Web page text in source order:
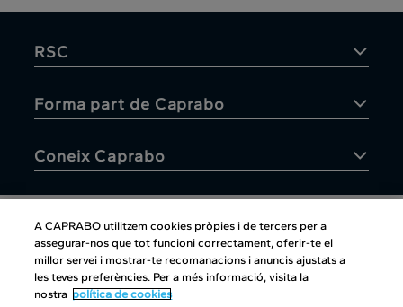
RSC
Forma part de Caprabo
Coneix Caprabo
Atenció al client
A CAPRABO utilitzem cookies pròpies i de tercers per a
assegurar-nos que tot funcioni correctament, oferir-te el
millor servei i mostrar-te recomanacions i anuncis ajustats a
les teves preferències. Per a més informació, visita la
nostra política de cookies